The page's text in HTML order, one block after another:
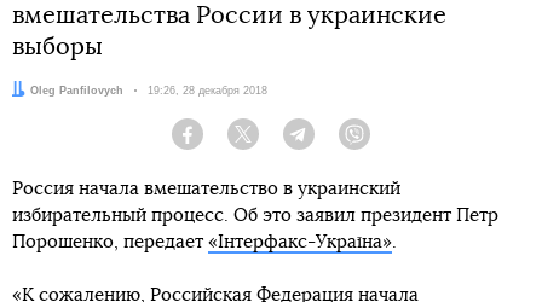
вмешательства России в украинские
выборы
Автор:
Oleg Panfilovych Дата:
19:26, 28 декабря 2018
Facebook Twitter Telegram
Россия начала вмешательство в украинский
избирательный процесс. Об это заявил президент Петр
Порошенко, передает «Інтерфакс-Україна».
«К сожалению, Российская Федерация начала